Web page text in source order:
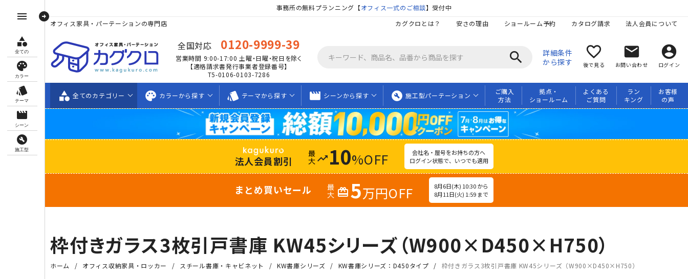
menu arrow_circle_right
category
全ての
palette
カラー
style
テーマ
movie_creation
シーン
build_circle
施工型
事務所の無料プランニング【オフィス一式のご相談】受付中
オフィス家具・パーテーションの専門店
カグクロとは？ 安さの理由 ショールーム予約 カタログ請求 法人会員について
全国対応 0120-9999-39
営業時間 9:00-17:00 土曜・日曜・祝日を除く
【適格請求書発行事業者登録番号】
T5-0106-0103-7286
search
詳細条件
から探す
favorite_border
後で見る
mail
お問い合わせ
account_circle
ログイン
category 全てのカテゴリー palette カラーから探す style テーマから探す movie_creation シーンから探す build_circle 施工型パーテーション
ご購入
方法
拠点・
ショールーム
よくある
ご質問
ラン
キング
お客様
の声
法人会員割引 trending_up 10%OFF
会社名・屋号をお持ちの方へ
ログイン状態で、いつでも適用
まとめ買いセール redeem 5万円OFF
8月6日(木) 10:30 から
8月11日(火) 1:59 まで
枠付きガラス3枚引戸書庫 KW45シリーズ（W900×D450×H750）
ホーム オフィス収納家具・ロッカー スチール書庫・キャビネット KW書庫シリーズ KW書庫シリーズ：D450タイプ 枠付きガラス3枚引戸書庫 KW45シリーズ（W900×D450×H750）